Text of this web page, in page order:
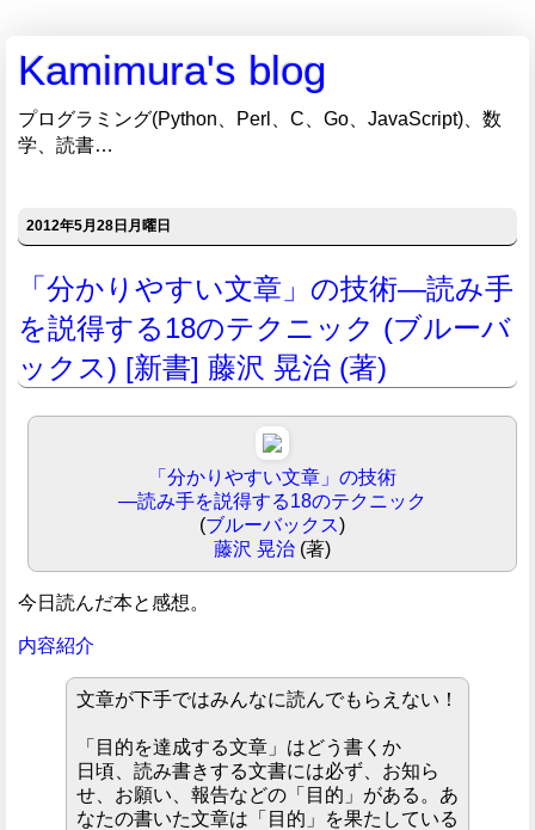
Kamimura's blog
プログラミング(Python、Perl、C、Go、JavaScript)、数
学、読書…
2012年5月28日月曜日
「分かりやすい文章」の技術―読み手
を説得する18のテクニック (ブルーバ
ックス) [新書] 藤沢 晃治 (著)
「分かりやすい文章」の技術
―読み手を説得する18のテクニック
(ブルーバックス)
藤沢 晃治(著)
今日読んだ本と感想。
内容紹介
文章が下手ではみんなに読んでもらえない！
「目的を達成する文章」はどう書くか
日頃、読み書きする文書には必ず、お知ら
せ、お願い、報告などの「目的」がある。あ
なたの書いた文章は「目的」を果たしている